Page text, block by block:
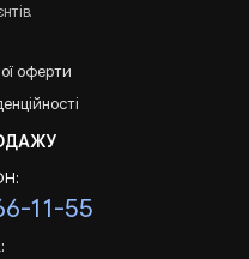
оферти
11-55